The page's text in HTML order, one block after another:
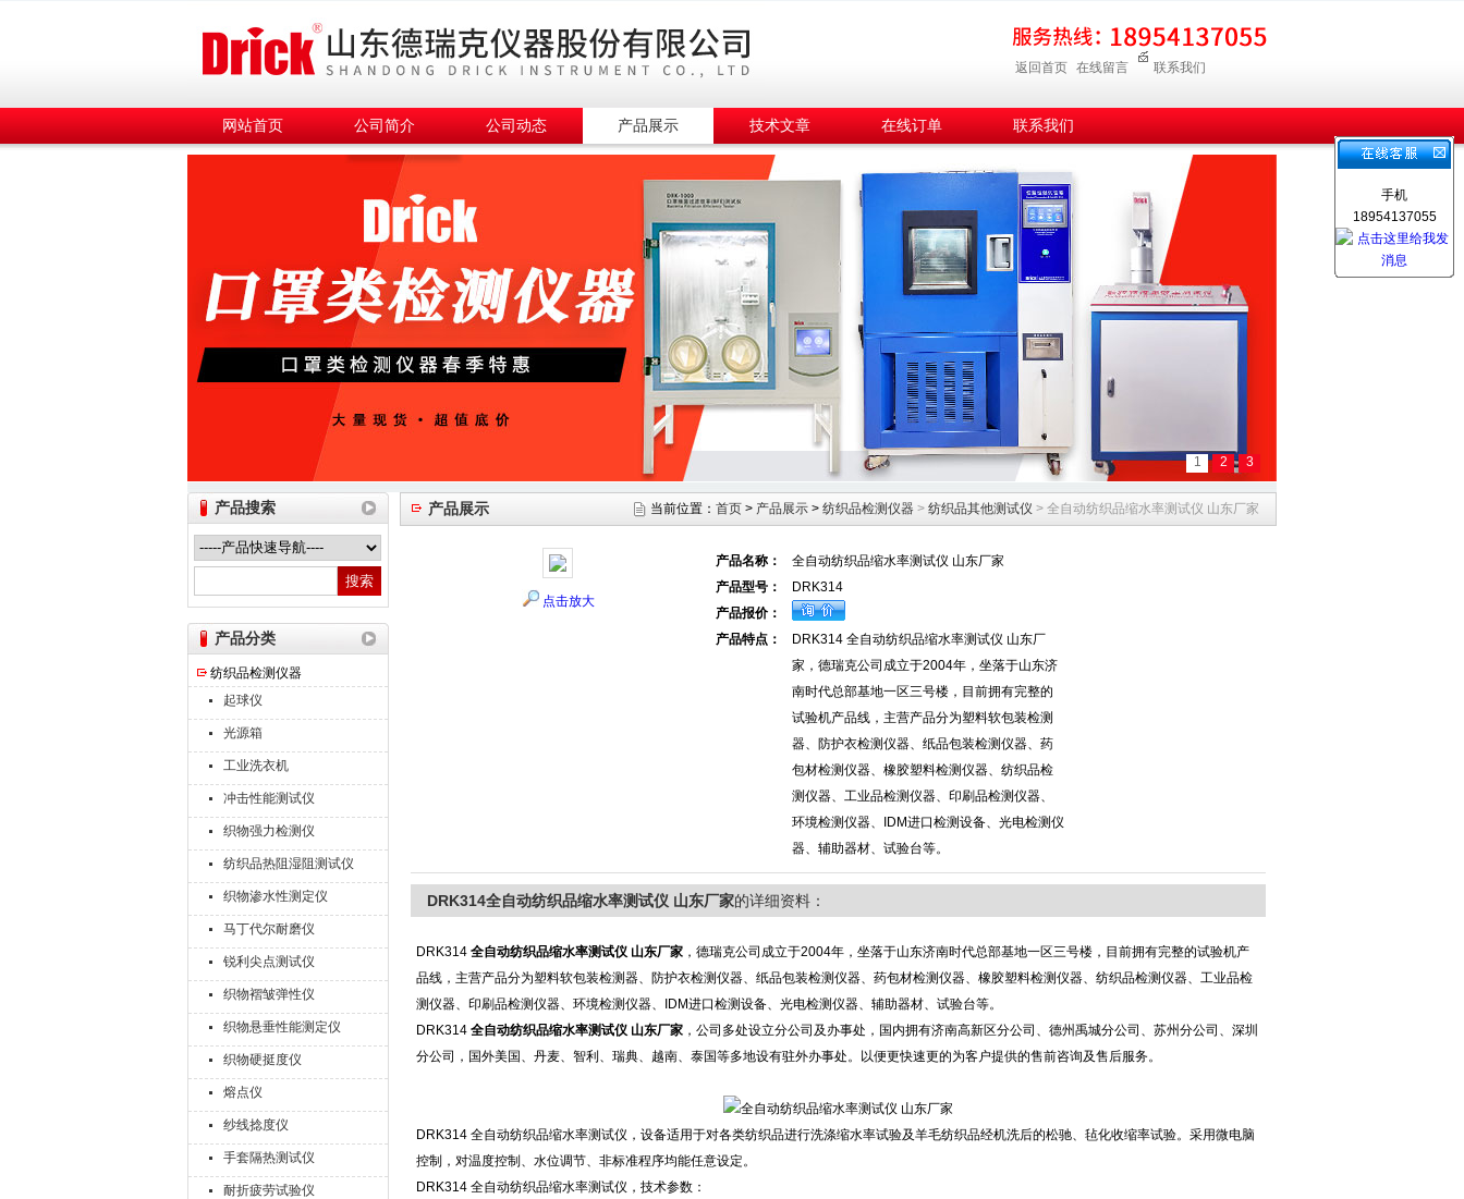
山东德瑞克仪器股份有限公司
返回首页 在线留言 联系我们
网站首页 公司简介 公司动态 产品展示 技术文章 在线订单 联系我们
1 2 3
产品搜索
产品分类
纺织品检测仪器
起球仪
光源箱
工业洗衣机
冲击性能测试仪
织物强力检测仪
纺织品热阻湿阻测试仪
织物渗水性测定仪
马丁代尔耐磨仪
锐利尖点测试仪
织物褶皱弹性仪
织物悬垂性能测定仪
织物硬挺度仪
熔点仪
纱线捻度仪
手套隔热测试仪
耐折疲劳试验仪
产品展示 当前位置： 首页 > 产品展示 > 纺织品检测仪器 > 纺织品其他测试仪 > 全自动纺织品缩水率测试仪 山东厂家
点击放大
产品名称：
全自动纺织品缩水率测试仪 山东厂家
产品型号：
DRK314
产品报价：
产品特点：
DRK314 全自动纺织品缩水率测试仪 山东厂
家，德瑞克公司成立于2004年，坐落于山东济
南时代总部基地一区三号楼，目前拥有完整的
试验机产品线，主营产品分为塑料软包装检测
器、防护衣检测仪器、纸品包装检测仪器、药
包材检测仪器、橡胶塑料检测仪器、纺织品检
测仪器、工业品检测仪器、印刷品检测仪器、
环境检测仪器、IDM进口检测设备、光电检测仪
器、辅助器材、试验台等。
DRK314全自动纺织品缩水率测试仪 山东厂家的详细资料：
DRK314 全自动纺织品缩水率测试仪 山东厂家 ，德瑞克公司成立于2004年，坐落于山东济南时代总部基地一区三号楼，目前拥有完整的试验机产
品线，主营产品分为塑料软包装检测器、防护衣检测仪器、纸品包装检测仪器、药包材检测仪器、橡胶塑料检测仪器、纺织品检测仪器、工业品检
测仪器、印刷品检测仪器、环境检测仪器、IDM进口检测设备、光电检测仪器、辅助器材、试验台等。
DRK314 全自动纺织品缩水率测试仪 山东厂家 ，公司多处设立分公司及办事处，国内拥有济南高新区分公司、德州禹城分公司、苏州分公司、深圳
分公司，国外美国、丹麦、智利、瑞典、越南、泰国等多地设有驻外办事处。以便更快速更的为客户提供的售前咨询及售后服务。
DRK314 全自动纺织品缩水率测试仪，设备适用于对各类纺织品进行洗涤缩水率试验及羊毛纺织品经机洗后的松驰、毡化收缩率试验。采用微电脑
控制，对温度控制、水位调节、非标准程序均能任意设定。
DRK314 全自动纺织品缩水率测试仪，技术参数：
手机
18954137055